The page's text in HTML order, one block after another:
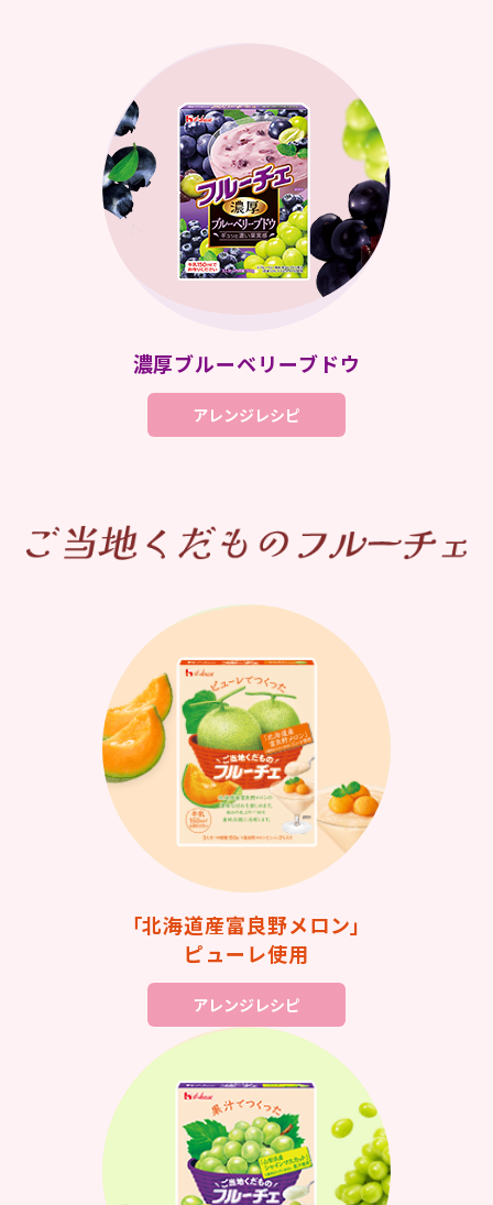
濃厚ブルーベリーブドウ
アレンジレシピ
「北海道産富良野メロン」
ピューレ使用
アレンジレシピ